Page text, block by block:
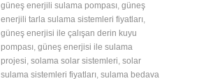
güneş enerjili sulama pompası, güneş
enerjili tarla sulama sistemleri fiyatları,
güneş enerjisi ile çalışan derin kuyu
pompası, güneş enerjisi ile sulama
projesi, solama solar sistemleri, solar
sulama sistemleri fiyatları, sulama bedava